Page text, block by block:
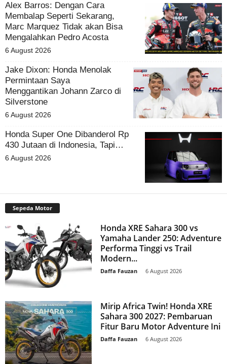
Alex Barros: Dengan Cara
Membalap Seperti Sekarang,
Marc Marquez Tidak akan Bisa
Mengalahkan Pedro Acosta
6 August 2026
Jake Dixon: Honda Menolak
Permintaan Saya
Menggantikan Johann Zarco di
Silverstone
6 August 2026
Honda Super One Dibanderol Rp
430 Jutaan di Indonesia, Tapi…
6 August 2026
Sepeda Motor
Honda XRE Sahara 300 vs
Yamaha Lander 250: Adventure
Performa Tinggi vs Trail
Modern...
Daffa Fauzan 6 August 2026
Mirip Africa Twin! Honda XRE
Sahara 300 2027: Pembaruan
Fitur Baru Motor Adventure Ini
Daffa Fauzan 6 August 2026